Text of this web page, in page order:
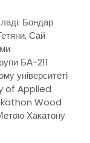
Сай
БА-211
університеті
of Applied
Wood
Хакатону